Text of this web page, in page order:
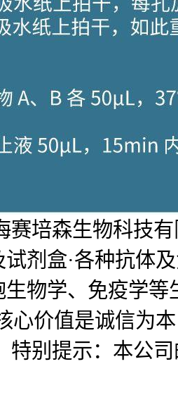
赛培森生物科技有
剂盒·各种抗体
物学、免疫学
心价值是诚信为
特别提示：本公